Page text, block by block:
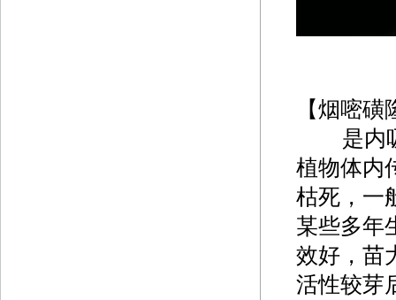
【烟嘧磺
是内
植物体内
枯死，一
某些多年
效好，苗
活性较芽